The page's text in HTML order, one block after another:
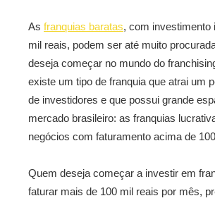
As franquias baratas, com investimento
mil reais, podem ser até muito
deseja começar no mundo do
existe um tipo de franquia que atrai um
de investidores e que possui grande
mercado brasileiro: as franquias
negócios com faturamento acima de
Quem deseja começar a investir em
faturar mais de 100 mil reais por mês,